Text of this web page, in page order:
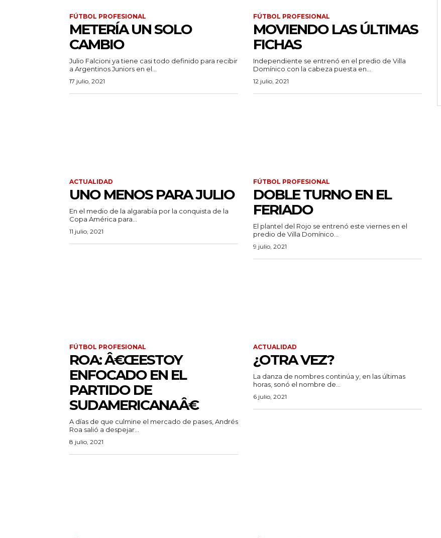
FÚTBOL PROFESIONAL
METERÍA UN SOLO
CAMBIO
Julio Falcioni ya tiene casi todo definido para recibir
a Argentinos Juniors en el...
17 julio, 2021
FÚTBOL PROFESIONAL
MOVIENDO LAS ÚLTIMAS
FICHAS
Independiente se entrenó en el predio de Villa
Domínico con la cabeza puesta en...
12 julio, 2021
ACTUALIDAD
UNO MENOS PARA JULIO
En el medio de la algarabía por la conquista de la
Copa América para...
11 julio, 2021
FÚTBOL PROFESIONAL
DOBLE TURNO EN EL
FERIADO
El plantel del Rojo se entrenó este viernes en el
predio de Villa Domínico...
9 julio, 2021
FÚTBOL PROFESIONAL
ROA: Â€ŒESTOY
ENFOCADO EN EL
PARTIDO DE
SUDAMERICANAÂ€
A días de que culmine el mercado de pases, Andrés
Roa salió a despejar...
8 julio, 2021
ACTUALIDAD
¿OTRA VEZ?
La danza de nombres continúa y, en las últimas
horas, sonó el nombre de...
6 julio, 2021